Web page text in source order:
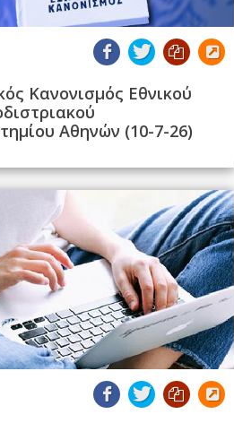
Κανονισμός Εθνικού
Αθηνών (10-7-26)